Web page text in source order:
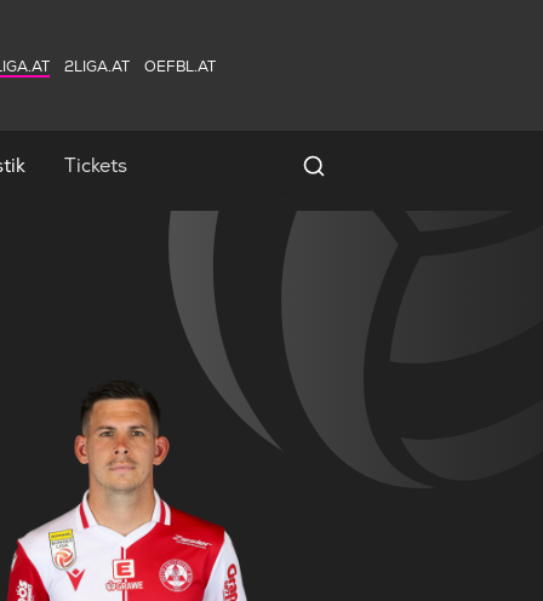
2LIGA.AT OEFBL.AT
Tickets Spielersuche